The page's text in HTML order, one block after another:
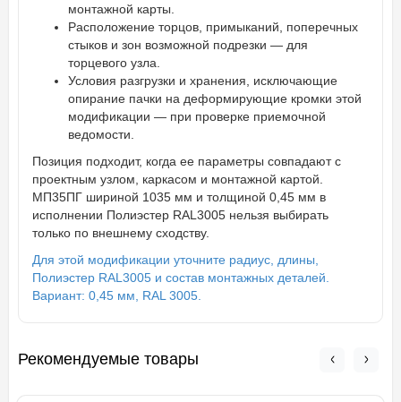
монтажной карты.
Расположение торцов, примыканий, поперечных
стыков и зон возможной подрезки — для
торцевого узла.
Условия разгрузки и хранения, исключающие
опирание пачки на деформирующие кромки этой
модификации — при проверке приемочной
ведомости.
Позиция подходит, когда ее параметры совпадают с
проектным узлом, каркасом и монтажной картой.
МП35ПГ шириной 1035 мм и толщиной 0,45 мм в
исполнении Полиэстер RAL3005 нельзя выбирать
только по внешнему сходству.
Для этой модификации уточните радиус, длины,
Полиэстер RAL3005 и состав монтажных деталей.
Вариант: 0,45 мм, RAL 3005.
Рекомендуемые товары